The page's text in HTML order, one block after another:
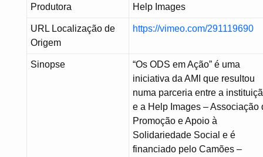
Produtora Help Images
URL Localização de
Origem
https://vimeo.com/291119690
Sinopse
“Os ODS em Ação” é uma
iniciativa da AMI que resultou
numa parceria entre a
e a Help Images – Associação
Promoção e Apoio à
Solidariedade Social e é
financiado pelo Camões –